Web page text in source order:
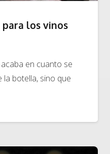
para los vinos
en cuanto se
botella, sino que